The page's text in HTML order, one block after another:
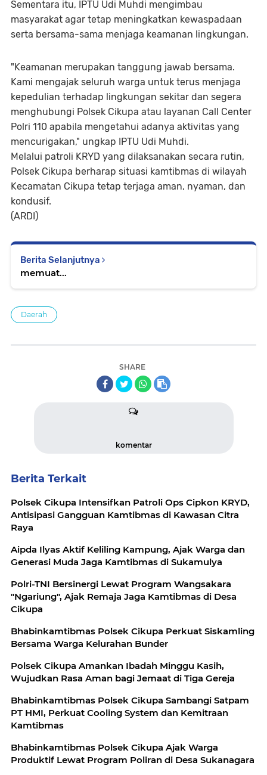
Sementara itu, IPTU Udi Muhdi mengimbau
masyarakat agar tetap meningkatkan kewaspadaan
serta bersama-sama menjaga keamanan lingkungan.
"Keamanan merupakan tanggung jawab bersama.
Kami mengajak seluruh warga untuk terus menjaga
kepedulian terhadap lingkungan sekitar dan segera
menghubungi Polsek Cikupa atau layanan Call Center
Polri 110 apabila mengetahui adanya aktivitas yang
mencurigakan," ungkap IPTU Udi Muhdi.
Melalui patroli KRYD yang dilaksanakan secara rutin,
Polsek Cikupa berharap situasi kamtibmas di wilayah
Kecamatan Cikupa tetap terjaga aman, nyaman, dan
kondusif.
(ARDI)
Berita Selanjutnya
memuat...
Daerah
SHARE
komentar
Berita Terkait
Polsek Cikupa Intensifkan Patroli Ops Cipkon KRYD,
Antisipasi Gangguan Kamtibmas di Kawasan Citra
Raya
Aipda Ilyas Aktif Keliling Kampung, Ajak Warga dan
Generasi Muda Jaga Kamtibmas di Sukamulya
Polri-TNI Bersinergi Lewat Program Wangsakara
"Ngariung", Ajak Remaja Jaga Kamtibmas di Desa
Cikupa
Bhabinkamtibmas Polsek Cikupa Perkuat Siskamling
Bersama Warga Kelurahan Bunder
Polsek Cikupa Amankan Ibadah Minggu Kasih,
Wujudkan Rasa Aman bagi Jemaat di Tiga Gereja
Bhabinkamtibmas Polsek Cikupa Sambangi Satpam
PT HMI, Perkuat Cooling System dan Kemitraan
Kamtibmas
Bhabinkamtibmas Polsek Cikupa Ajak Warga
Produktif Lewat Program Poliran di Desa Sukanagara